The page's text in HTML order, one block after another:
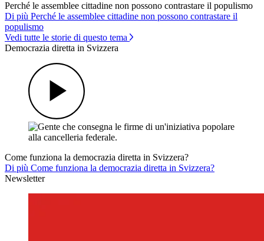
Perché le assemblee cittadine non possono contrastare il populismo
Di più Perché le assemblee cittadine non possono contrastare il
populismo
Vedi tutte le storie di questo tema
Democrazia diretta in Svizzera
Come funziona la democrazia diretta in Svizzera?
Di più Come funziona la democrazia diretta in Svizzera?
Newsletter